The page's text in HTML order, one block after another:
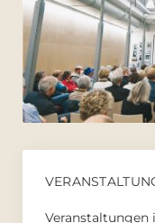
Veranstaltungen